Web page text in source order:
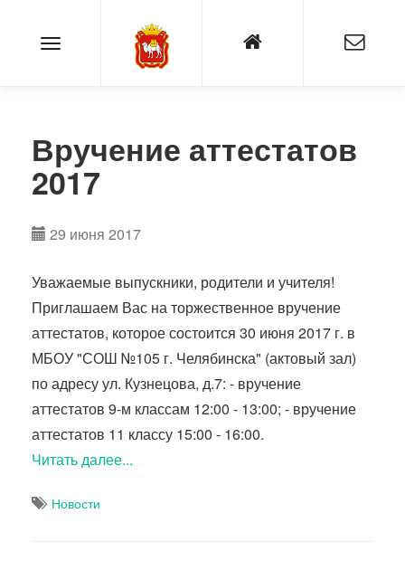
Вручение аттестатов
2017
29 июня 2017
Уважаемые выпускники, родители и учителя!
Приглашаем Вас на торжественное вручение
аттестатов, которое состоится 30 июня 2017 г. в
МБОУ "СОШ №105 г. Челябинска" (актовый зал)
по адресу ул. Кузнецова, д.7: - вручение
аттестатов 9-м классам 12:00 - 13:00; - вручение
аттестатов 11 классу 15:00 - 16:00.
Читать далее...
Новости